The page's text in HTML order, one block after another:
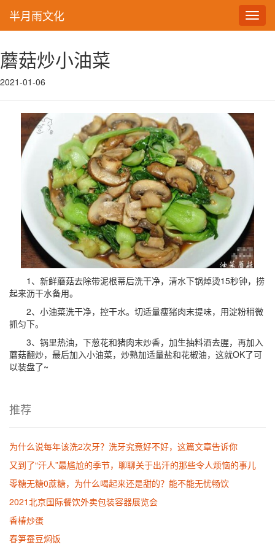
半月雨文化
蘑菇炒小油菜
2021-01-06
1、新鲜蘑菇去除带泥根蒂后洗干净，清水下锅焯烫15秒钟，捞
起来沥干水备用。
2、小油菜洗干净，控干水。切适量瘦猪肉末提味，用淀粉稍微
抓匀下。
3、锅里热油，下葱花和猪肉末炒香，加生抽料酒去腥，再加入
蘑菇翻炒，最后加入小油菜，炒熟加适量盐和花椒油，这就OK了可
以装盘了~
推荐
为什么说每年该洗2次牙？洗牙究竟好不好，这篇文章告诉你
又到了“汗人”最尴尬的季节，聊聊关于出汗的那些令人烦恼的事儿
零糖无糖0蔗糖，为什么喝起来还是甜的？能不能无忧畅饮
2021北京国际餐饮外卖包装容器展览会
香椿炒蛋
春笋蚕豆焖饭